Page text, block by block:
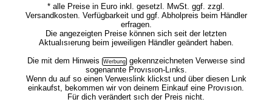
* alle Preise in Euro inkl. gesetzl. MwSt. ggf. zzgl.
Versandkosten. Verfügbarkeit und ggf. Abholpreis beim Händler
erfragen.
Die angezeigten Preise können sich seit der letzten
Aktualısıerung beim jeweiligen Händler geändert haben.
Die mit dem Hinweis
gekennzeichneten Verweıse sind
sogenannte Provısıon-Lınks.
Wenn du auf so einen Verweıslink klickst und über diesen Lınk
einkaufst, bekommen wir von deinem Einkauf eine Provısıon.
Für dich verändert sıch der Preis nicht.